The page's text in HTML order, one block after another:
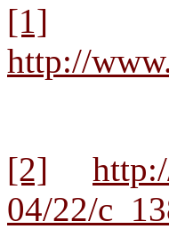
[1]
http://
[2]
04/22/